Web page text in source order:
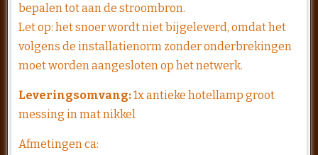
bepalen tot aan de stroombron.
​Let op: het snoer wordt niet bijgeleverd, omdat het
volgens de installatienorm zonder onderbrekingen
moet worden aangesloten op het netwerk.
Leveringsomvang:1x antieke hotellamp groot
messing in mat nikkel
Afmetingen ca: